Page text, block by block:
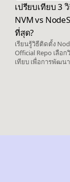
เปรียบเทียบ 3
NVM vs
ที่สุด?
เรียนรู้วิธีติดตั้ง
Official Repo เลือ
เทียบ เพื่อการพัฒน